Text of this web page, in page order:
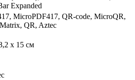
Expanded
MicroPDF417, QR-code, MicroQR,
QR, Aztec
х 15 см